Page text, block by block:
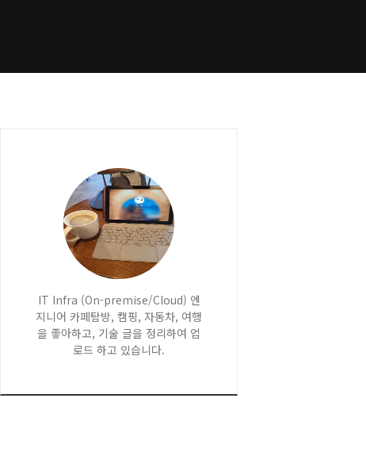
IT Infra (On-premise/Cloud) 엔
지니어 카페탐방, 캠핑, 자동차, 여행
을 좋아하고, 기술 글을 정리하여 업
로드 하고 있습니다.